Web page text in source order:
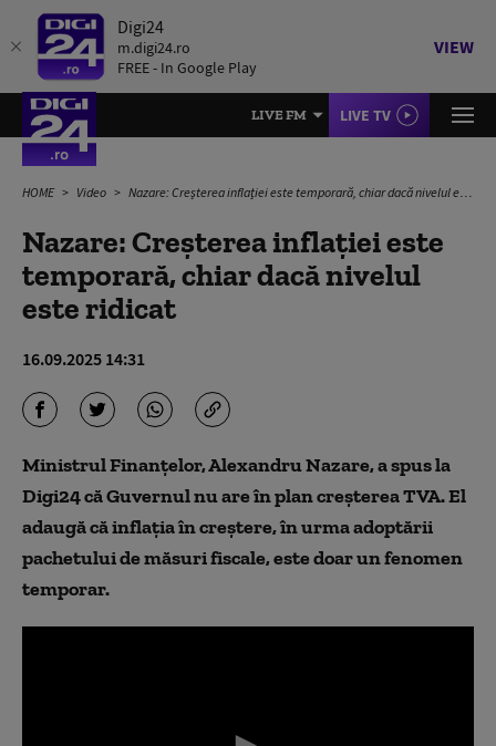
Digi24
m.digi24.ro
FREE - In Google Play
VIEW
LIVE FM LIVE TV
HOME Video Nazare: Creșterea inflației este temporară, chiar dacă nivelul este ridicat
Nazare: Creșterea inflației este
temporară, chiar dacă nivelul
este ridicat
16.09.2025 14:31
Ministrul Finanțelor, Alexandru Nazare, a spus la
Digi24 că Guvernul nu are în plan creșterea TVA. El
adaugă că inflația în creștere, în urma adoptării
pachetului de măsuri fiscale, este doar un fenomen
temporar.